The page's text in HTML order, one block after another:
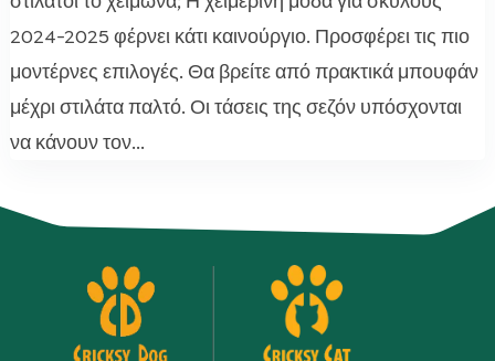
2024-2025 φέρνει κάτι καινούργιο. Προσφέρει τις πιο
μοντέρνες επιλογές. Θα βρείτε από πρακτικά μπουφάν
μέχρι στιλάτα παλτό. Οι τάσεις της σεζόν υπόσχονται
να κάνουν τον...